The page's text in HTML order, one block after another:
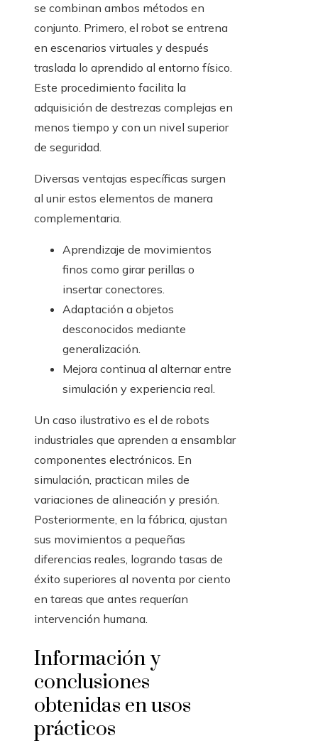
se combinan ambos métodos en
conjunto. Primero, el robot se entrena
en escenarios virtuales y después
traslada lo aprendido al entorno físico.
Este procedimiento facilita la
adquisición de destrezas complejas en
menos tiempo y con un nivel superior
de seguridad.
Diversas ventajas específicas surgen
al unir estos elementos de manera
complementaria.
Aprendizaje de movimientos
finos como girar perillas o
insertar conectores.
Adaptación a objetos
desconocidos mediante
generalización.
Mejora continua al alternar entre
simulación y experiencia real.
Un caso ilustrativo es el de robots
industriales que aprenden a ensamblar
componentes electrónicos. En
simulación, practican miles de
variaciones de alineación y presión.
Posteriormente, en la fábrica, ajustan
sus movimientos a pequeñas
diferencias reales, logrando tasas de
éxito superiores al noventa por ciento
en tareas que antes requerían
intervención humana.
Información y
conclusiones
obtenidas en usos
prácticos